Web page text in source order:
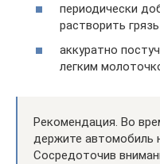
периодически
растворить
аккуратно
легким
Рекомендация. Во
держите автомобиль
Сосредоточив